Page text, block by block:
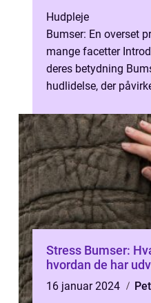
Hudpleje
Bumser: En overset
mange facetter
deres betydning
hudlidelse, der
Stress Bumser:
hvordan de har
16 januar 2024